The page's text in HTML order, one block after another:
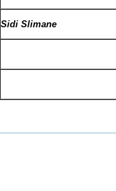
Sidi Slimane